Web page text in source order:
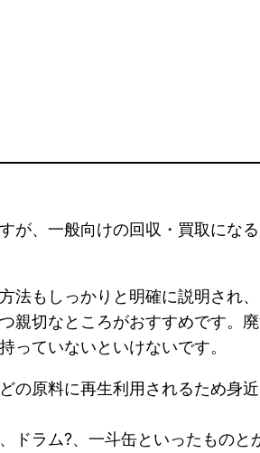
が、一般向けの回収・買取にな
法もしっかりと明確に説明され
親切なところがおすすめです。
っていないといけないです。
の原料に再生利用されるため身
ドラム?、一斗缶といったもの